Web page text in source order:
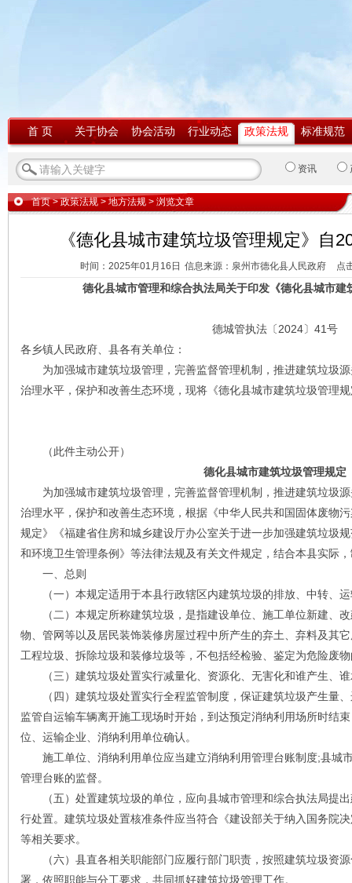
首 页 关于协会 协会活动 行业动态 政策法规 标准规范
资讯
首页>政策法规 > 地方法规 > 浏览文章
《德化县城市建筑垃圾管理规定》自
时间：2025年01月16日 信息来源：泉州市德化县人民政府 点
德化县城市管理和综合执法局关于印发《德化县城市建
德城管执法〔2024〕41号
各乡镇人民政府、县各有关单位：
为加强城市建筑垃圾管理，完善监督管理机制，推进建筑垃圾源
治理水平，保护和改善生态环境，现将《德化县城市建筑垃圾管理
（此件主动公开）
德化县城市建筑垃圾管理规定
为加强城市建筑垃圾管理，完善监督管理机制，推进建筑垃圾源
治理水平，保护和改善生态环境，根据《中华人民共和国固体废物
规定》《福建省住房和城乡建设厅办公室关于进一步加强建筑垃圾
和环境卫生管理条例》等法律法规及有关文件规定，结合本县实际
一、总则
（一）本规定适用于本县行政辖区内建筑垃圾的排放、中转、运
（二）本规定所称建筑垃圾，是指建设单位、施工单位新建、改
物、管网等以及居民装饰装修房屋过程中所产生的弃土、弃料及其
工程垃圾、拆除垃圾和装修垃圾等，不包括经检验、鉴定为危险废
（三）建筑垃圾处置实行减量化、资源化、无害化和谁产生、谁
（四）建筑垃圾处置实行全程监管制度，保证建筑垃圾产生量、
监管自运输车辆离开施工现场时开始，到达预定消纳利用场所时结
位、运输企业、消纳利用单位确认。
施工单位、消纳利用单位应当建立消纳利用管理台账制度;县城
管理台账的监督。
（五）处置建筑垃圾的单位，应向县城市管理和综合执法局提出
行处置。建筑垃圾处置核准条件应当符合《建设部关于纳入国务院
等相关要求。
（六）县直各相关职能部门应履行部门职责，按照建筑垃圾资源
署，依照职能与分工要求，共同抓好建筑垃圾管理工作。